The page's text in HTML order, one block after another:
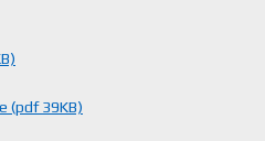
(pdf 39KB)